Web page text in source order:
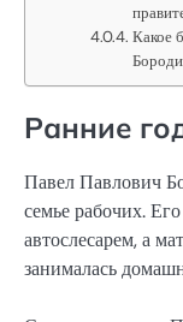
Какое
Ранние
Павел Павлович
семье рабочих.
автослесарем, а
занималась